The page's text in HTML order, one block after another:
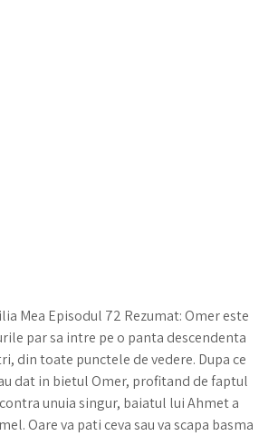
Mea Episodul 72 Rezumat: Omer este
par sa intre pe o panta descendenta
din toate punctele de vedere. Dupa ce
dat in bietul Omer, profitand de faptul
unuia singur, baiatul lui Ahmet a
Oare va pati ceva sau va scapa basma